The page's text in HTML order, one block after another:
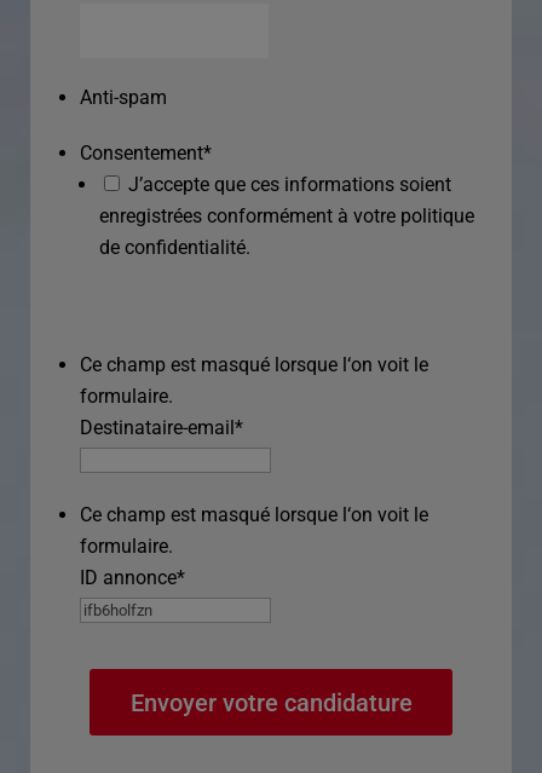
Anti-spam
Consentement*
J’accepte que ces informations soient
enregistrées conformément à votre politique
de confidentialité.
Ce champ est masqué lorsque l‘on voit le
formulaire.
Destinataire-email*
Ce champ est masqué lorsque l‘on voit le
formulaire.
ID annonce*